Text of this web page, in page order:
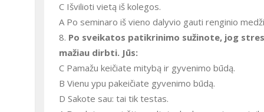
C Išvilioti vietą iš kolegos.
A Po seminaro iš vieno dalyvio gauti renginio
8. Po sveikatos patikrinimo sužinote, jog
mažiau dirbti. Jūs:
C Pamažu keičiate mitybą ir gyvenimo būdą.
B Vienu ypu pakeičiate gyvenimo būdą.
D Sakote sau: tai tik testas.